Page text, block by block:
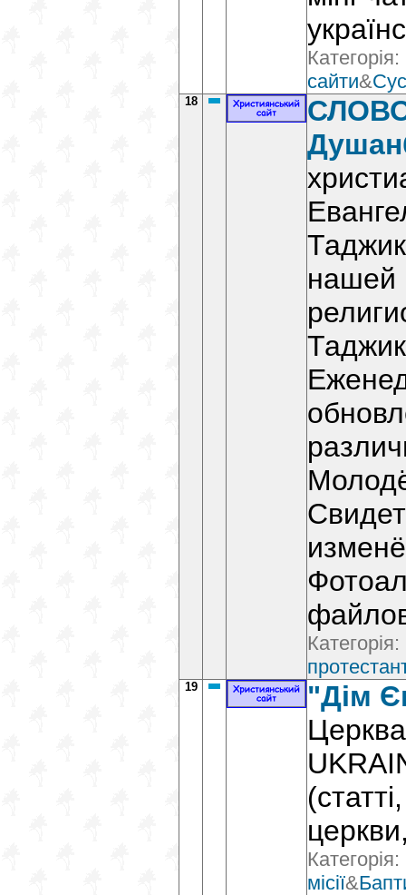
Категорія:
сайти&
18
нашей
Категорія:
19
"Дім
Категорія:
місії&